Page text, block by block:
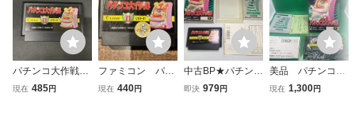
パチンコ大作戦
FC ファミリーコ
現在 485円
ファミコン パチ
ンコ大作戦
現在 440円
中古BP★パチンコ
大作戦★ファミコ
即決 979円
美品 パチンコ大
作戦 箱・説明
現在 1,300円